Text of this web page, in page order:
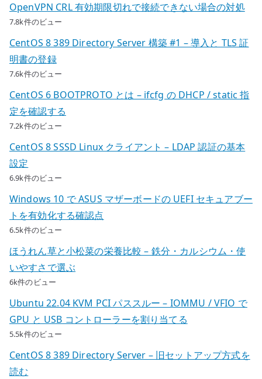
OpenVPN CRL 有効期限切れで接続できない場合の対処
7.8k件のビュー
CentOS 8 389 Directory Server 構築 #1 – 導入と TLS 証
明書の登録
7.6k件のビュー
CentOS 6 BOOTPROTO とは – ifcfg の DHCP / static 指
定を確認する
7.2k件のビュー
CentOS 8 SSSD Linux クライアント – LDAP 認証の基本
設定
6.9k件のビュー
Windows 10 で ASUS マザーボードの UEFI セキュアブー
トを有効化する確認点
6.5k件のビュー
ほうれん草と小松菜の栄養比較 – 鉄分・カルシウム・使
いやすさで選ぶ
6k件のビュー
Ubuntu 22.04 KVM PCI パススルー – IOMMU / VFIO で
GPU と USB コントローラーを割り当てる
5.5k件のビュー
CentOS 8 389 Directory Server – 旧セットアップ方式を
読む